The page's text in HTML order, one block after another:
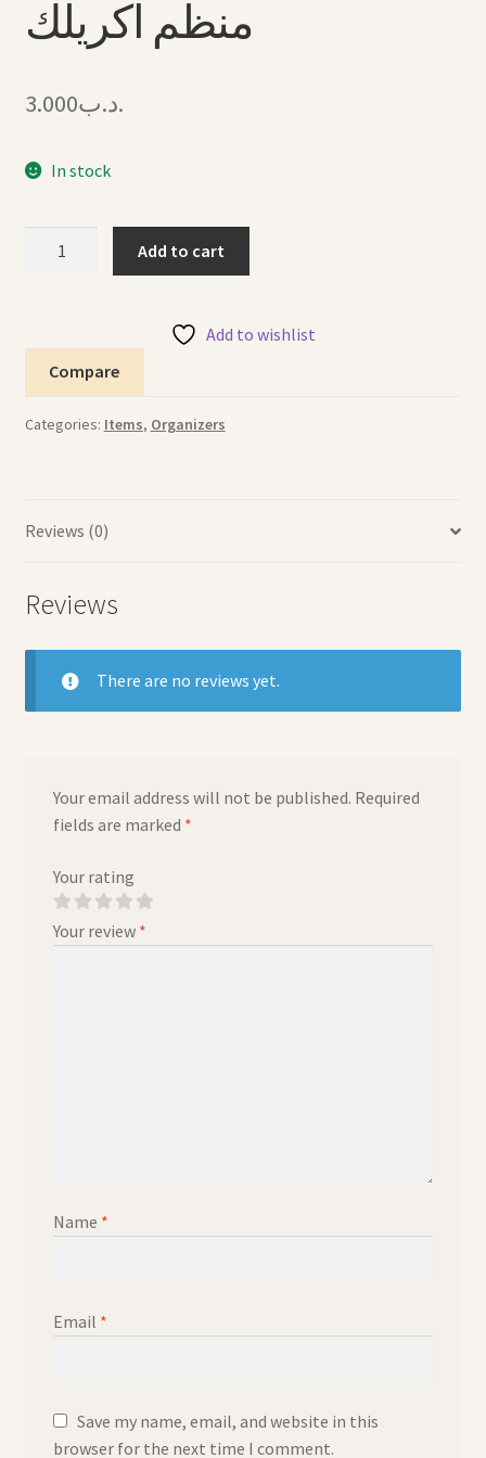
منظم اكريلك
.د.ب3.000
In stock
اكريلك
quantity
Add to cart
Add to wishlist
Compare
Categories: Items, Organizers
Reviews (0)
Reviews
There are no reviews yet.
Your email address will not be published. Required
fields are marked *
Your rating
Your review *
Name *
Email *
Save my name, email, and website in this
browser for the next time I comment.